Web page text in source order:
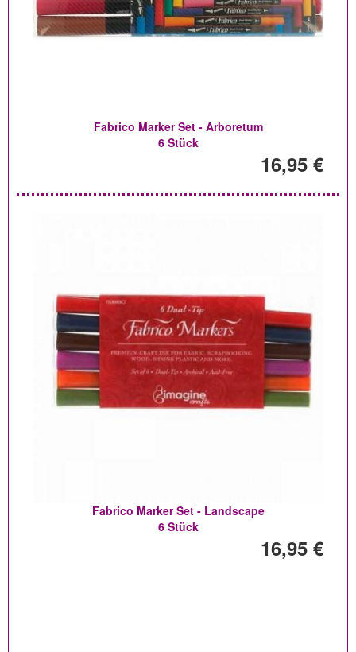
Fabrico Marker Set - Arboretum
6 Stück
16,95 €
Fabrico Marker Set - Landscape
6 Stück
16,95 €